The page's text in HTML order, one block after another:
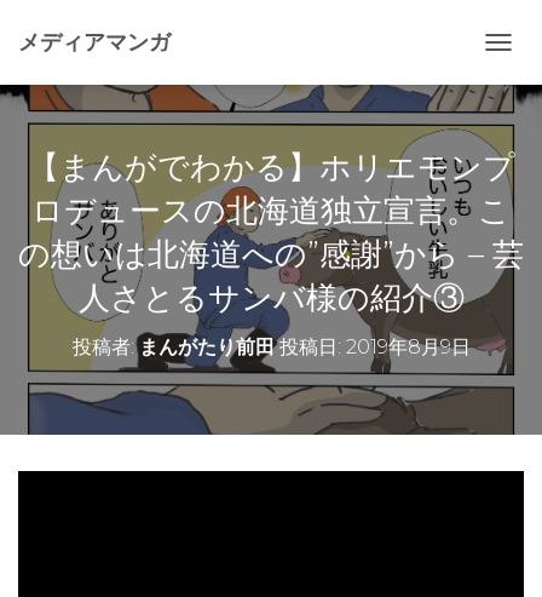
メディアマンガ
ビ
ゲ
ー
シ
ョ
ン
を
切
り
【まんがでわかる】ホリエモンプ
ロデュースの北海道独立宣言。こ
の想いは北海道への”感謝”から – 芸
人さとるサンバ様の紹介③
投稿者: まんがたり前田投稿日: 2019年8月9日